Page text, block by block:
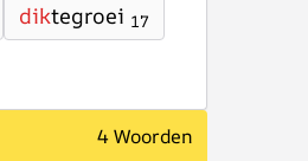
diktegroei 17
4 Woorden